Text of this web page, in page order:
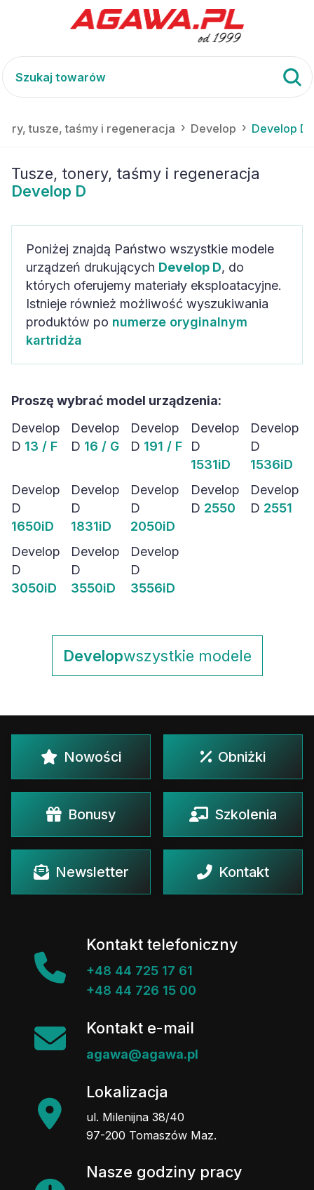
tusze, taśmy i regeneracja Develop Develop D
Tusze, tonery, taśmy i regeneracja
Develop D
Poniżej znajdą Państwo wszystkie modele
urządzeń drukujących Develop D, do
których oferujemy materiały eksploatacyjne.
Istnieje również możliwość wyszukiwania
produktów po numerze oryginalnym
kartridża
Proszę wybrać model urządzenia:
Develop
D 13 / F
Develop
D 16 / G
Develop
D 191 / F
Develop
D
1531iD
Develop
D
1536iD
Develop
D
1650iD
Develop
D
1831iD
Develop
D
2050iD
Develop
D 2550
Develop
D 2551
Develop
D
3050iD
Develop
D
3550iD
Develop
D
3556iD
Developwszystkie modele
Nowości Obniżki
Bonusy Szkolenia
Newsletter Kontakt
Kontakt telefoniczny
+48 44 725 17 61
+48 44 726 15 00
Kontakt e-mail
agawa@agawa.pl
Lokalizacja
ul. Milenijna 38/40
97-200 Tomaszów Maz.
Nasze godziny pracy